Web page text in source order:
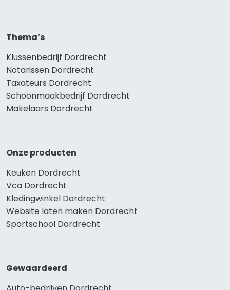
Thema’s
Klussenbedrijf Dordrecht
Notarissen Dordrecht
Taxateurs Dordrecht
Schoonmaakbedrijf Dordrecht
Makelaars Dordrecht
Onze producten
Keuken Dordrecht
Vca Dordrecht
Kledingwinkel Dordrecht
Website laten maken Dordrecht
Sportschool Dordrecht
Gewaardeerd